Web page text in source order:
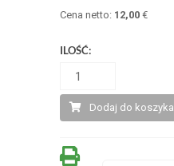
Cena netto: 12,00€
ILOŚĆ:
Dodaj do koszyka